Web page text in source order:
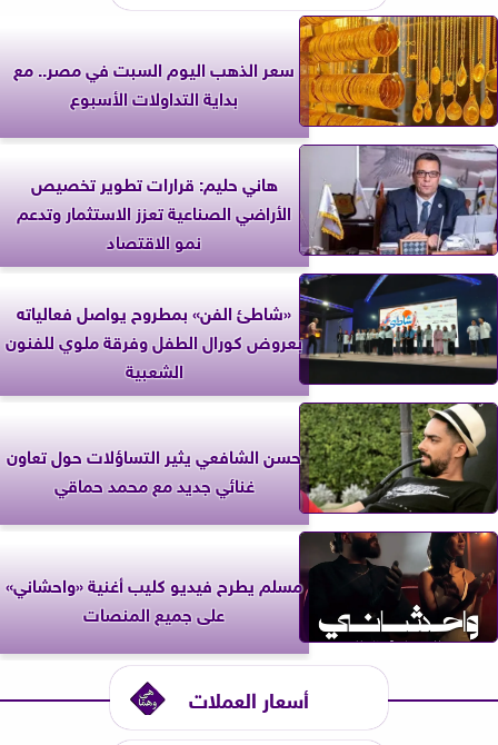
سعر الذهب اليوم السبت في مصر.. مع
بداية التداولات الأسبوع
هاني حليم: قرارات تطوير تخصيص
الأراضي الصناعية تعزز الاستثمار وتدعم
نمو الاقتصاد
«شاطئ الفن» بمطروح يواصل فعالياته
بعروض كورال الطفل وفرقة ملوي للفنون
الشعبية
حسن الشافعي يثير التساؤلات حول تعاون
غنائي جديد مع محمد حماقي
مسلم يطرح فيديو كليب أغنية «واحشاني»
على جميع المنصات
أسعار العملات